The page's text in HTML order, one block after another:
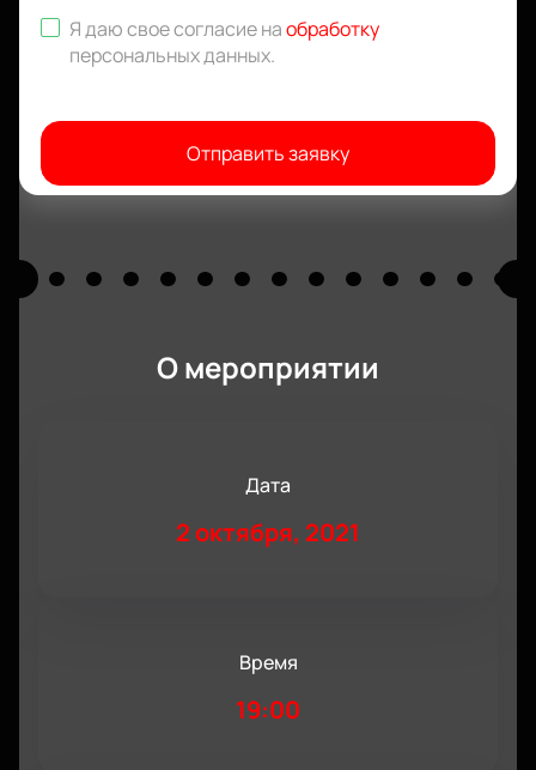
Я даю свое согласие наобработку
персональных данных.
Отправить заявку
О мероприятии
Дата
2 октября, 2021
Время
19:00